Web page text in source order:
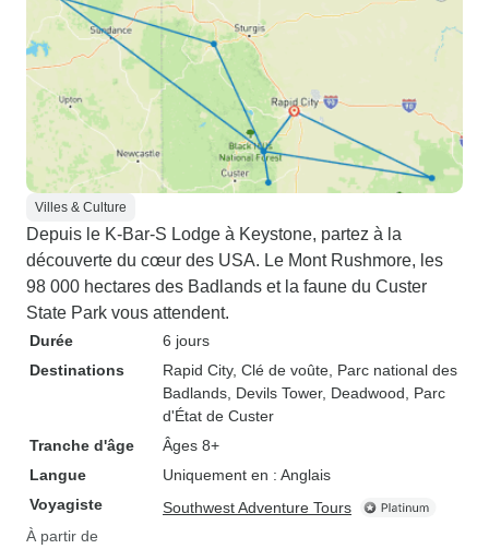
Villes & Culture
Depuis le K-Bar-S Lodge à Keystone, partez à la
découverte du cœur des USA. Le Mont Rushmore, les
98 000 hectares des Badlands et la faune du Custer
State Park vous attendent.
Durée
6 jours
Destinations
Rapid City, Clé de voûte , Parc national des
Badlands , Devils Tower, Deadwood , Parc
d'État de Custer
Tranche d'âge
Âges 8+
Langue
Uniquement en : Anglais
Voyagiste
Southwest Adventure Tours
À partir de